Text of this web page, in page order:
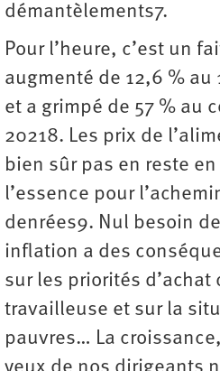
démantèlements7.
Pour l’heure, c’est un
augmenté de 12,6 % au
et a grimpé de 57 % au
20218. Les prix de
bien sûr pas en reste
l’essence pour
denrées9. Nul besoin
inflation a des
sur les priorités d’achat
travailleuse et sur la
pauvres… La